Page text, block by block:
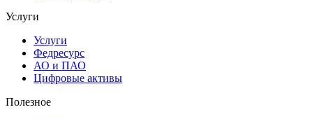
Услуги
Услуги
Федресурс
АО и ПАО
Цифровые активы
Полезное